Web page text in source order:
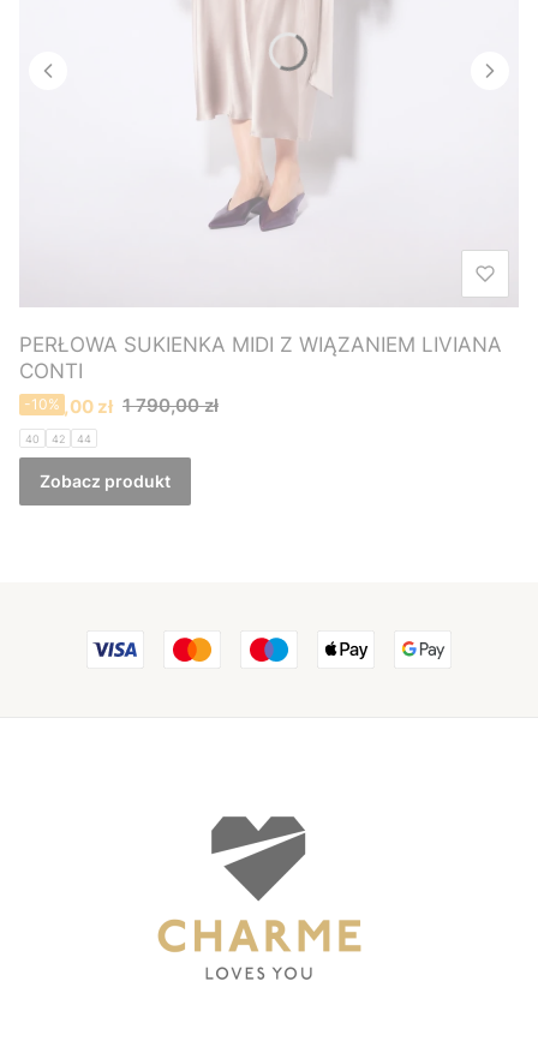
PERŁOWA SUKIENKA MIDI Z WIĄZANIEM LIVIANA
CONTI
Cena promocyjna
1 610,00 zł 1 790,00 zł
-10%
40 42 44
Zobacz produkt